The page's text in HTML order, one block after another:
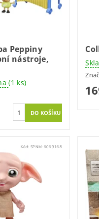
Peppiny
nástroje,
(1 ks)
Kód:SPNM-6069168